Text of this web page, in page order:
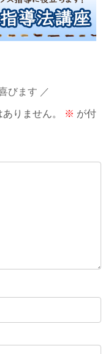
びます
りません。 ※ が付